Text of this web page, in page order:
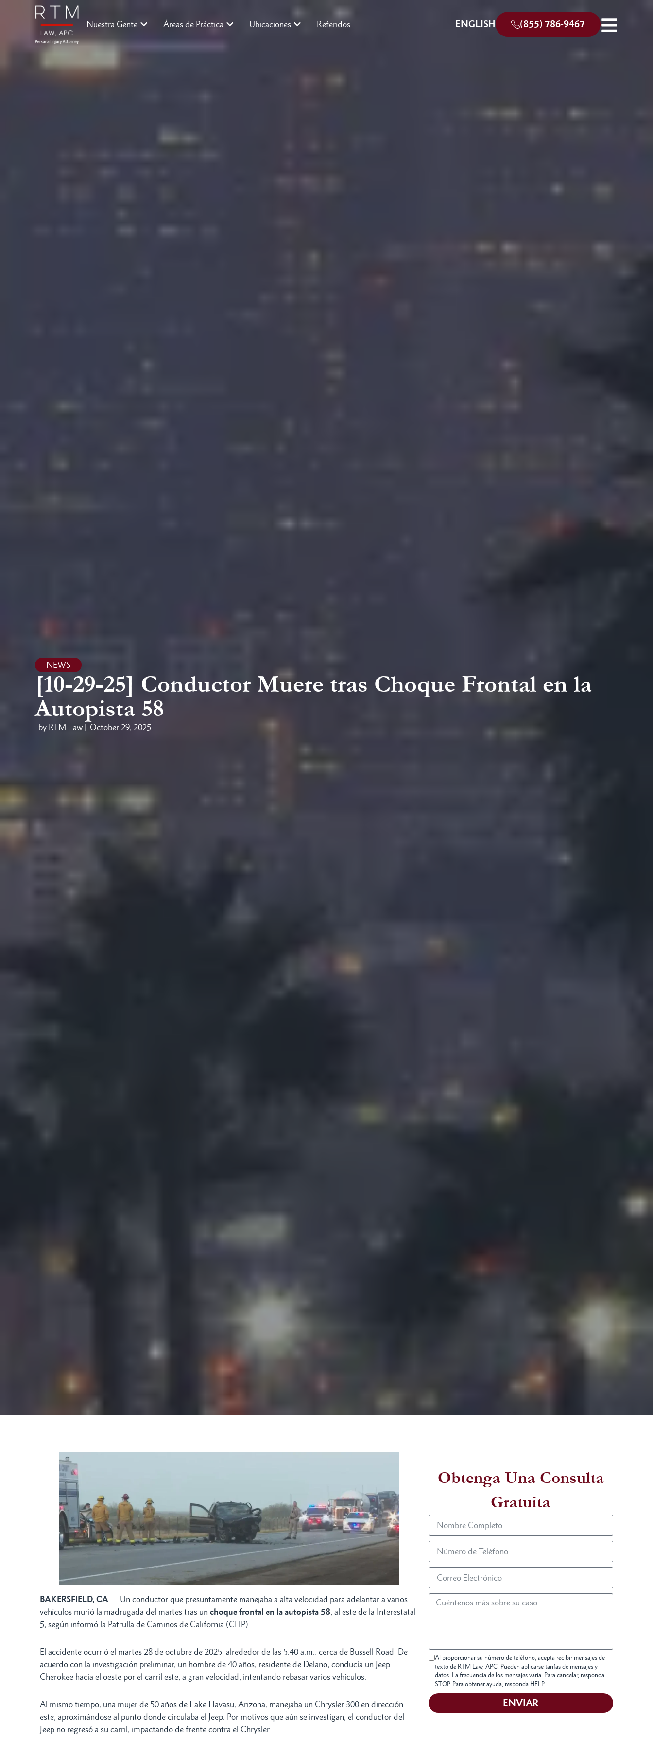
Nuestra Gente Áreas de Práctica Ubicaciones Referidos ENGLISH (855) 786-9467
NEWS
[10-29-25] Conductor Muere tras Choque Frontal en la
Autopista 58
by RTM Law | October 29, 2025
BAKERSFIELD, CA — Un conductor que presuntamente manejaba a alta velocidad para adelantar a varios
vehículos murió la madrugada del martes tras un choque frontal en la autopista 58, al este de la Interestatal
5, según informó la Patrulla de Caminos de California (CHP).
El accidente ocurrió el martes 28 de octubre de 2025, alrededor de las 5:40 a.m., cerca de Bussell Road. De
acuerdo con la investigación preliminar, un hombre de 40 años, residente de Delano, conducía un Jeep
Cherokee hacia el oeste por el carril este, a gran velocidad, intentando rebasar varios vehículos.
Al mismo tiempo, una mujer de 50 años de Lake Havasu, Arizona, manejaba un Chrysler 300 en dirección
este, aproximándose al punto donde circulaba el Jeep. Por motivos que aún se investigan, el conductor del
Jeep no regresó a su carril, impactando de frente contra el Chrysler.
Obtenga Una Consulta
Gratuita
Al proporcionar su número de teléfono, acepta recibir mensajes de
texto de RTM Law, APC. Pueden aplicarse tarifas de mensajes y
datos. La frecuencia de los mensajes varía. Para cancelar, responda
STOP. Para obtener ayuda, responda HELP.
ENVIAR